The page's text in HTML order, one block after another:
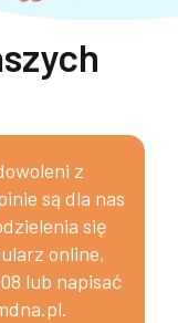
z
są dla nas
się
online,
lub napisać
.